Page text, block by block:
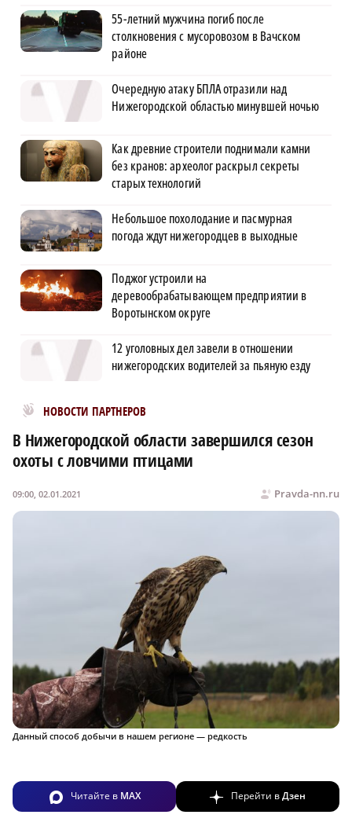
55-летний мужчина погиб после
столкновения с мусоровозом в Вачском
районе
Очередную атаку БПЛА отразили над
Нижегородской областью минувшей ночью
Как древние строители поднимали камни
без кранов: археолог раскрыл секреты
старых технологий
Небольшое похолодание и пасмурная
погода ждут нижегородцев в выходные
Поджог устроили на
деревообрабатывающем предприятии в
Воротынском округе
12 уголовных дел завели в отношении
нижегородских водителей за пьяную езду
НОВОСТИ ПАРТНЕРОВ
Новости МирТесен
В Нижегородской области завершился сезон
охоты с ловчими птицами
Pravda-nn.ru
09:00, 02.01.2021
Данный способ добычи в нашем регионе — редкость
Читайте в MAX Перейти вДзен